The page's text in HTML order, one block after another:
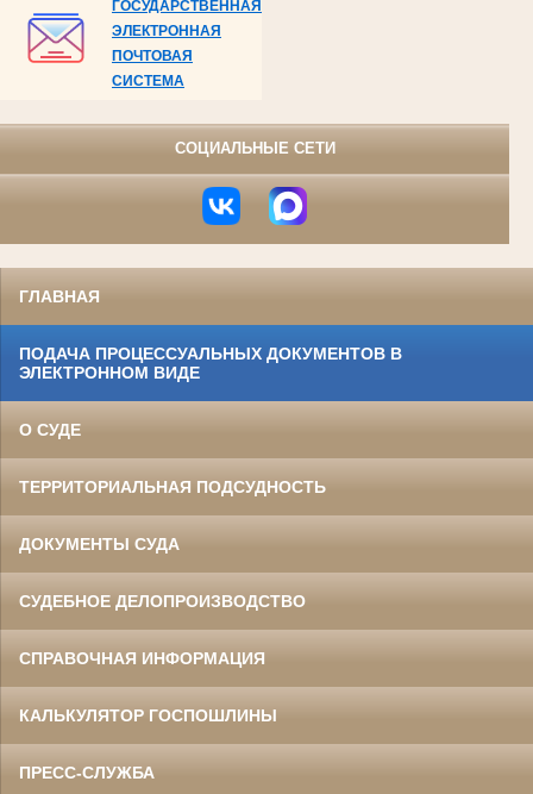
ГОСУДАРСТВЕННАЯ
ЭЛЕКТРОННАЯ
ПОЧТОВАЯ
СИСТЕМА
СОЦИАЛЬНЫЕ СЕТИ
ГЛАВНАЯ
ПОДАЧА ПРОЦЕССУАЛЬНЫХ ДОКУМЕНТОВ В
ЭЛЕКТРОННОМ ВИДЕ
О СУДЕ
ТЕРРИТОРИАЛЬНАЯ ПОДСУДНОСТЬ
ДОКУМЕНТЫ СУДА
СУДЕБНОЕ ДЕЛОПРОИЗВОДСТВО
СПРАВОЧНАЯ ИНФОРМАЦИЯ
КАЛЬКУЛЯТОР ГОСПОШЛИНЫ
ПРЕСС-СЛУЖБА